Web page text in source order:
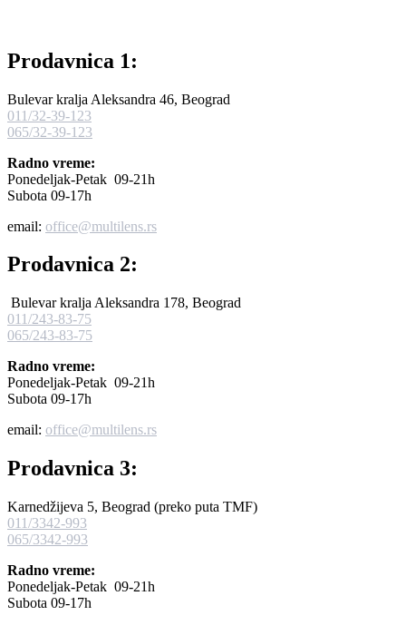
Prodavnica 1:
Bulevar kralja Aleksandra 46, Beograd
011/32-39-123
065/32-39-123
Radno vreme:
Ponedeljak-Petak 09-21h
Subota 09-17h
email: office@multilens.rs
Prodavnica 2:
Bulevar kralja Aleksandra 178, Beograd
011/243-83-75
065/243-83-75
Radno vreme:
Ponedeljak-Petak 09-21h
Subota 09-17h
email: office@multilens.rs
Prodavnica 3:
Karnedžijeva 5, Beograd (preko puta TMF)
011/3342-993
065/3342-993
Radno vreme:
Ponedeljak-Petak 09-21h
Subota 09-17h